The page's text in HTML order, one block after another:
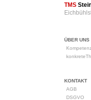
TMS
ÜBER UNS
KONTAKT
AGB
DSGVO